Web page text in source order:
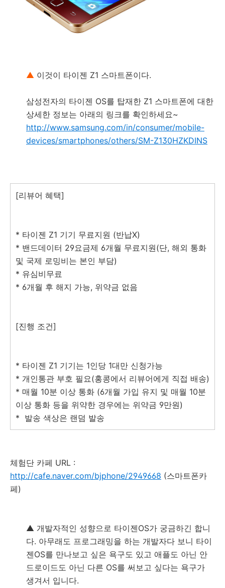
▲ 이것이 타이젠 Z1 스마트폰이다.
삼성전자의 타이젠 OS를 탑재한 Z1 스마트폰에 대한
상세한 정보는 아래의 링크를 확인하세요~
http://www.samsung.com/in/consumer/mobile-
devices/smartphones/others/SM-Z130HZKDINS
[리뷰어 혜택]
* 타이젠 Z1 기기 무료지원 (반납X)
* 밴드데이터 29요금제 6개월 무료지원(단, 해외 통화
및 국제 로밍비는 본인 부담)
* 유심비무료
* 6개월 후 해지 가능, 위약금 없음
[진행 조건]
* 타이젠 Z1 기기는 1인당 1대만 신청가능
* 개인통관 부호 필요(홍콩에서 리뷰어에게 직접 배송)
* 매월 10분 이상 통화 (6개월 가입 유지 및 매월 10분
이상 통화 등을 위약한 경우에는 위약금 9만원)
* 발송 색상은 랜덤 발송
체험단 카페 URL :
http://cafe.naver.com/bjphone/2949668 (스마트폰카
페)
▲ 개발자적인 성향으로 타이젠OS가 궁금하긴 합니
다. 아무래도 프로그래밍을 하는 개발자다 보니 타이
젠OS를 만나보고 싶은 욕구도 있고 애플도 아닌 안
드로이드도 아닌 다른 OS를 써보고 싶다는 욕구가
생겨서 입니다.